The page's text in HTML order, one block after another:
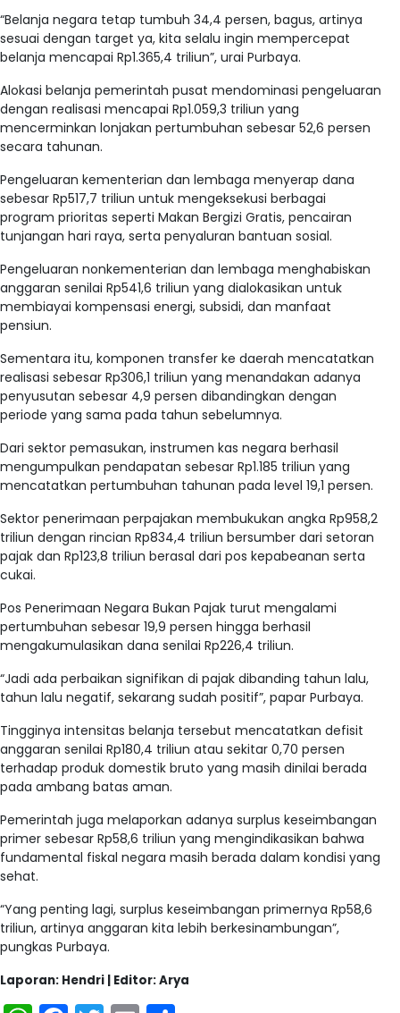
“Belanja negara tetap tumbuh 34,4 persen, bagus, artinya
sesuai dengan target ya, kita selalu ingin mempercepat
belanja mencapai Rp1.365,4 triliun”, urai Purbaya.
Alokasi belanja pemerintah pusat mendominasi pengeluaran
dengan realisasi mencapai Rp1.059,3 triliun yang
mencerminkan lonjakan pertumbuhan sebesar 52,6 persen
secara tahunan.
Pengeluaran kementerian dan lembaga menyerap dana
sebesar Rp517,7 triliun untuk mengeksekusi berbagai
program prioritas seperti Makan Bergizi Gratis, pencairan
tunjangan hari raya, serta penyaluran bantuan sosial.
Pengeluaran nonkementerian dan lembaga menghabiskan
anggaran senilai Rp541,6 triliun yang dialokasikan untuk
membiayai kompensasi energi, subsidi, dan manfaat
pensiun.
Sementara itu, komponen transfer ke daerah mencatatkan
realisasi sebesar Rp306,1 triliun yang menandakan adanya
penyusutan sebesar 4,9 persen dibandingkan dengan
periode yang sama pada tahun sebelumnya.
Dari sektor pemasukan, instrumen kas negara berhasil
mengumpulkan pendapatan sebesar Rp1.185 triliun yang
mencatatkan pertumbuhan tahunan pada level 19,1 persen.
Sektor penerimaan perpajakan membukukan angka Rp958,2
triliun dengan rincian Rp834,4 triliun bersumber dari setoran
pajak dan Rp123,8 triliun berasal dari pos kepabeanan serta
cukai.
Pos Penerimaan Negara Bukan Pajak turut mengalami
pertumbuhan sebesar 19,9 persen hingga berhasil
mengakumulasikan dana senilai Rp226,4 triliun.
“Jadi ada perbaikan signifikan di pajak dibanding tahun lalu,
tahun lalu negatif, sekarang sudah positif”, papar Purbaya.
Tingginya intensitas belanja tersebut mencatatkan defisit
anggaran senilai Rp180,4 triliun atau sekitar 0,70 persen
terhadap produk domestik bruto yang masih dinilai berada
pada ambang batas aman.
Pemerintah juga melaporkan adanya surplus keseimbangan
primer sebesar Rp58,6 triliun yang mengindikasikan bahwa
fundamental fiskal negara masih berada dalam kondisi yang
sehat.
“Yang penting lagi, surplus keseimbangan primernya Rp58,6
triliun, artinya anggaran kita lebih berkesinambungan”,
pungkas Purbaya.
Laporan: Hendri | Editor: Arya